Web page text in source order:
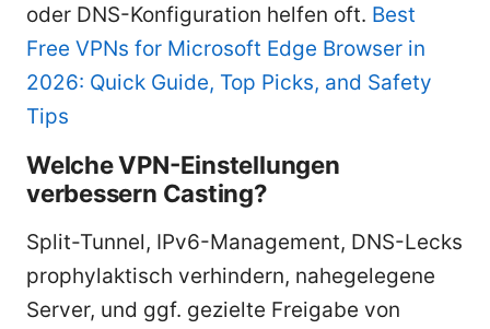
oder DNS-Konfiguration helfen oft. Best
Free VPNs for Microsoft Edge Browser in
2026: Quick Guide, Top Picks, and Safety
Tips
Welche VPN-Einstellungen
verbessern Casting?
Split-Tunnel, IPv6-Management, DNS-Lecks
prophylaktisch verhindern, nahegelegene
Server, und ggf. gezielte Freigabe von